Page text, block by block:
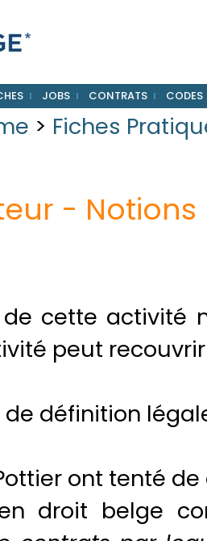
JOBS CONTRATS CODES
> Fiches
- Notions
de cette activité
peut
de définition
Pottier ont tenté
droit belge